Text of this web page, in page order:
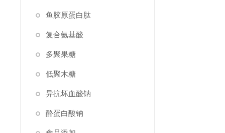
鱼胶原蛋白肽
复合氨基酸
多聚果糖
低聚木糖
异抗坏血酸钠
酪蛋白酸钠